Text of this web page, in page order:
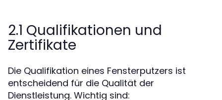
2.1 Qualifikationen und
Zertifikate
Die Qualifikation eines Fensterputzers ist
entscheidend für die Qualität der
Dienstleistung. Wichtig sind: